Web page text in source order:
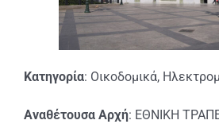
Κατηγορία: Οικοδομικά,
Αναθέτουσα Αρχή: ΕΘΝΙΚΗ